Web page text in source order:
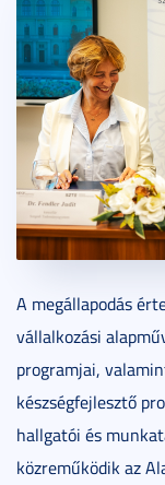
A megállapodás
vállalkozási
programjai,
készségfejlesztő
hallgatói és
közreműködik az